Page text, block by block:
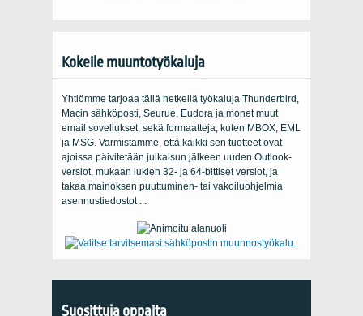
Kokeile muuntotyökaluja
Yhtiömme tarjoaa tällä hetkellä työkaluja Thunderbird,
Macin sähköposti, Seurue, Eudora ja monet muut
email sovellukset, sekä formaatteja, kuten MBOX, EML
ja MSG. Varmistamme, että kaikki sen tuotteet ovat
ajoissa päivitetään julkaisun jälkeen uuden Outlook-
versiot, mukaan lukien 32- ja 64-bittiset versiot, ja
takaa mainoksen puuttuminen- tai vakoiluohjelmia
asennustiedostot ...
Suosittuja oppaita